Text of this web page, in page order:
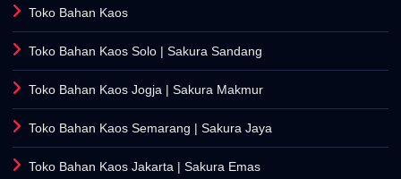
Toko Bahan Kaos
Toko Bahan Kaos Solo | Sakura Sandang
Toko Bahan Kaos Jogja | Sakura Makmur
Toko Bahan Kaos Semarang | Sakura Jaya
Toko Bahan Kaos Jakarta | Sakura Emas